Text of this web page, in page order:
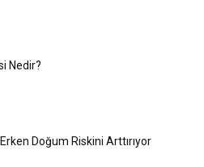
Nedir?
Doğum Riskini Arttırıyor